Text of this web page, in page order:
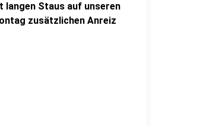
Staus auf unseren
zusätzlichen Anreiz